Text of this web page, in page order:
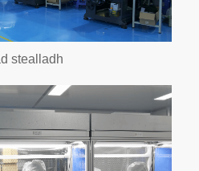
stealladh